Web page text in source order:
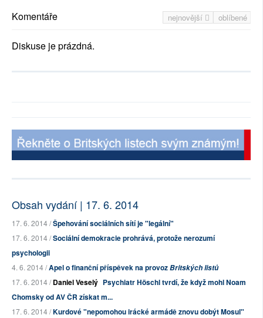
nejnovější oblíbené
Komentáře
Diskuse je prázdná.
Obsah vydání | 17. 6. 2014
17. 6. 2014 /Špehování sociálních sítí je "legální"
17. 6. 2014 /Sociální demokracie prohrává, protože nerozumí
psychologii
4. 6. 2014 /Apel o finanční příspěvek na provozBritských listů
17. 6. 2014 /Daniel Veselý Psychiatr Höschl tvrdí, že když mohl Noam
Chomsky od AV ČR získat m...
17. 6. 2014 /Kurdové "nepomohou irácké armádě znovu dobýt Mosul"